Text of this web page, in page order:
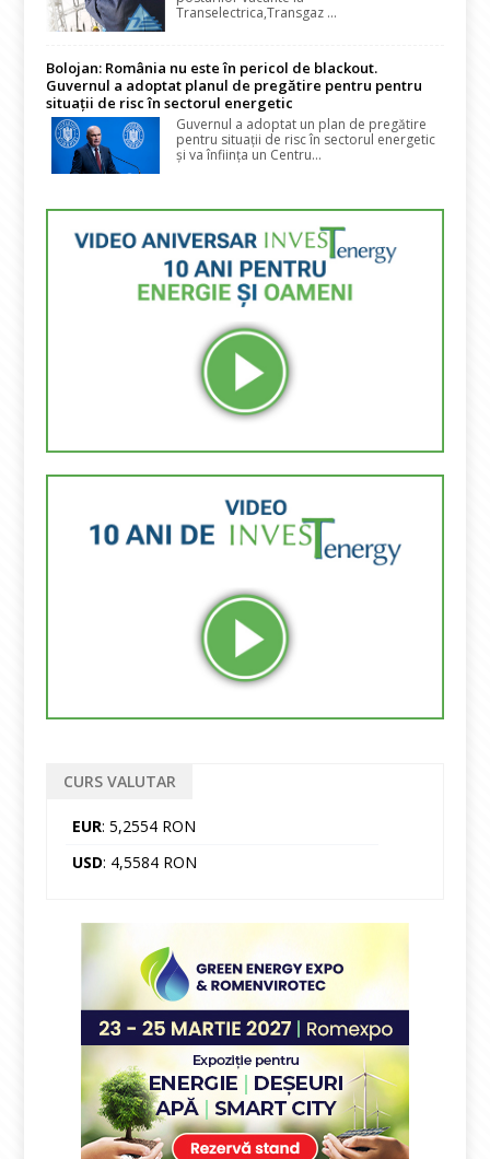
Transelectrica,Transgaz ...
Bolojan: România nu este în pericol de blackout.
Guvernul a adoptat planul de pregătire pentru pentru
situații de risc în sectorul energetic
Guvernul a adoptat un plan de pregătire
pentru situații de risc în sectorul energetic
și va înființa un Centru...
CURS VALUTAR
EUR: 5,2554 RON
USD: 4,5584 RON